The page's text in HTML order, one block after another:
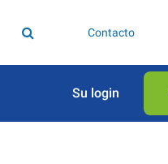
Contacto
Su login